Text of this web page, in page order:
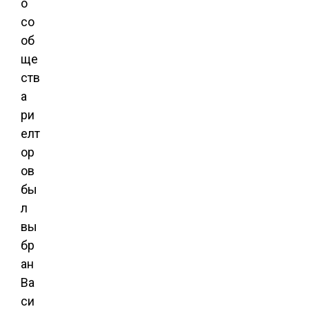
о
со
об
ще
ств
а
ри
елт
ор
ов
бы
л
вы
бр
ан
Ва
си